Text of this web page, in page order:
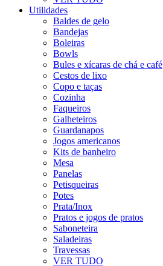
Utilidades
Baldes de gelo
Bandejas
Boleiras
Bowls
Bules e xícaras de chá e café
Cestos de lixo
Copo e taças
Cozinha
Faqueiros
Galheteiros
Guardanapos
Jogos americanos
Kits de banheiro
Mesa
Panelas
Petisqueiras
Potes
Prata/Inox
Pratos e jogos de pratos
Saboneteira
Saladeiras
Travessas
VER TUDO